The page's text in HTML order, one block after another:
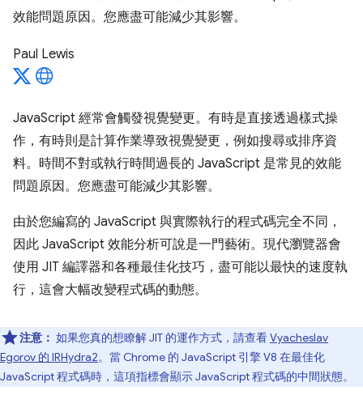
效能問題原因。您應盡可能減少其影響。
Paul Lewis
JavaScript 經常會觸發視覺變更。有時是直接透過樣式操
作，有時則是計算作業導致視覺變更，例如搜尋或排序資
料。時間不對或執行時間過長的 JavaScript 是常見的效能
問題原因。您應盡可能減少其影響。
由於您編寫的 JavaScript 與實際執行的程式碼完全不同，
因此 JavaScript 效能分析可說是一門藝術。現代瀏覽器會
使用 JIT 編譯器和各種最佳化技巧，盡可能以最快的速度執
行，這會大幅改變程式碼的動態。
注意： 如果您真的想瞭解 JIT 的運作方式，請查看Vyacheslav
Egorov 的 IRHydra2。當 Chrome 的 JavaScript 引擎 V8 在最佳化
JavaScript 程式碼時，這項指標會顯示 JavaScript 程式碼的中間狀態。